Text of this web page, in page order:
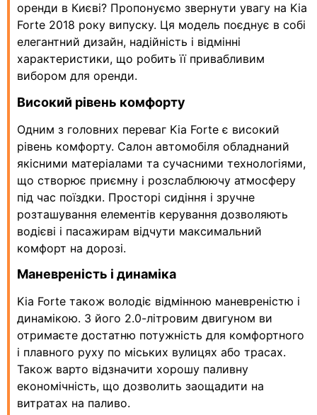
оренди в Києві? Пропонуємо звернути увагу на Kia
Forte 2018 року випуску. Ця модель поєднує в собі
елегантний дизайн, надійність і відмінні
характеристики, що робить її привабливим
вибором для оренди.
Високий рівень комфорту
Одним з головних переваг Kia Forte є високий
рівень комфорту. Салон автомобіля обладнаний
якісними матеріалами та сучасними технологіями,
що створює приємну і розслаблюючу атмосферу
під час поїздки. Просторі сидіння і зручне
розташування елементів керування дозволяють
водієві і пасажирам відчути максимальний
комфорт на дорозі.
Маневреність і динаміка
Kia Forte також володіє відмінною маневреністю і
динамікою. З його 2.0-літровим двигуном ви
отримаєте достатню потужність для комфортного
і плавного руху по міських вулицях або трасах.
Також варто відзначити хорошу паливну
економічність, що дозволить заощадити на
витратах на паливо.